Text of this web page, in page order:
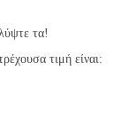
τα!
τιμή είναι: